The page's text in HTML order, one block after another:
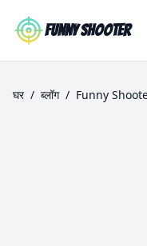
Funny Shooter
घर / ब्लॉग / Funny